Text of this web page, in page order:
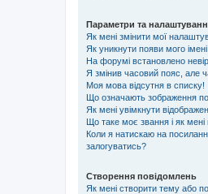
Параметри та
Як мені змінити мої
Як уникнути появи мого
На форумі встановлено
Я змінив часовий пояс, але
Моя мова відсутня в списку!
Що означають зображення
Як мені увімкнути
Що таке моє звання і як мені
Коли я натискаю на
залогуватись?
Створення повідомлень
Як мені створити тему або